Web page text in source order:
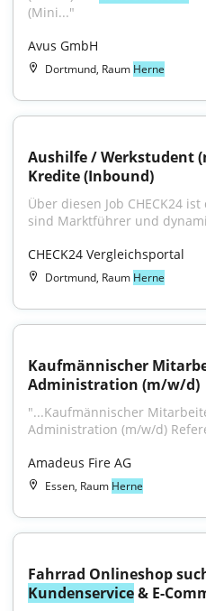
(Mini..."
Avus GmbH
Dortmund, Raum Herne
Aushilfe / Werkstudent
Kredite (Inbound)
Über diesen Job CHECK24
sind Marktführer und
CHECK24 Vergleichsportal
Dortmund, Raum Herne
Kaufmännischer
Administration (m/w/d)
"...Kaufmännischer
Administration (m/w/d)
Amadeus Fire AG
Essen, Raum Herne
Kundenservice & E-